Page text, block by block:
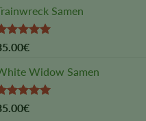
5
Samen
5.00
€
Widow Samen
5.00
€